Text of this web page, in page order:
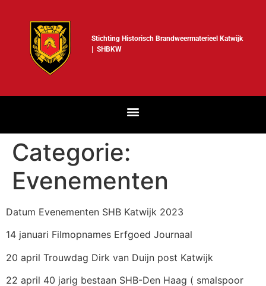
Stichting Historisch Brandweermaterieel Katwijk
| SHBKW
Categorie:
Evenementen
Datum Evenementen SHB Katwijk 2023
14 januari Filmopnames Erfgoed Journaal
20 april Trouwdag Dirk van Duijn post Katwijk
22 april 40 jarig bestaan SHB-Den Haag ( smalspoor